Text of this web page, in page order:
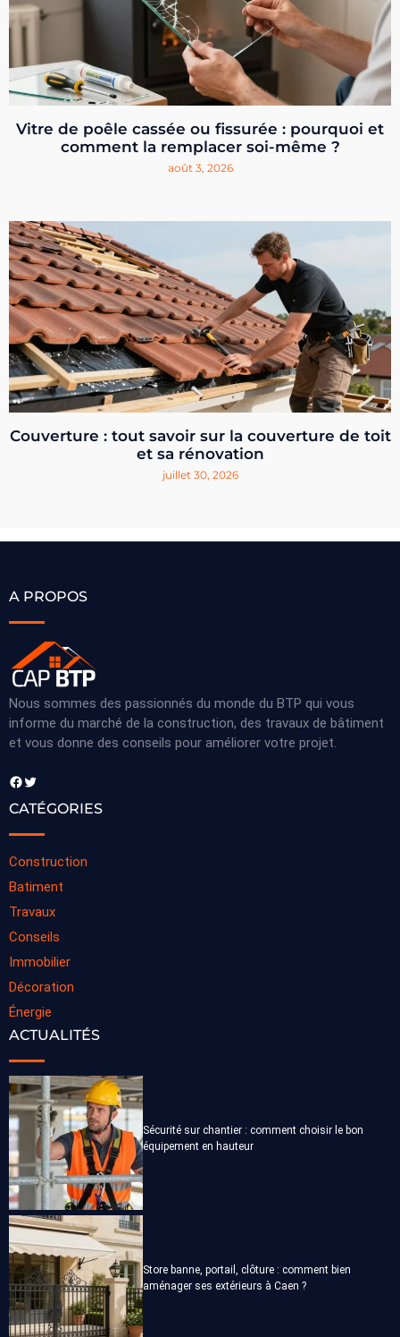
Vitre de poêle cassée ou fissurée : pourquoi et
comment la remplacer soi-même ?
août 3, 2026
Couverture : tout savoir sur la couverture de toit
et sa rénovation
juillet 30, 2026
A PROPOS
Nous sommes des passionnés du monde du BTP qui vous
informe du marché de la construction, des travaux de bâtiment
et vous donne des conseils pour améliorer votre projet.
Facebook Twitter
CATÉGORIES
Construction
Batiment
Travaux
Conseils
Immobilier
Décoration
Énergie
ACTUALITÉS
Sécurité sur chantier : comment choisir le bon
équipement en hauteur
Store banne, portail, clôture : comment bien
aménager ses extérieurs à Caen ?